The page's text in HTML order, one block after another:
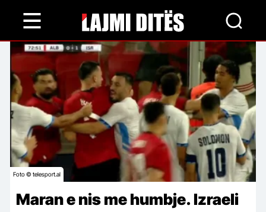
content
Foto © telesport.al
Maran e nis me humbje. Izraeli